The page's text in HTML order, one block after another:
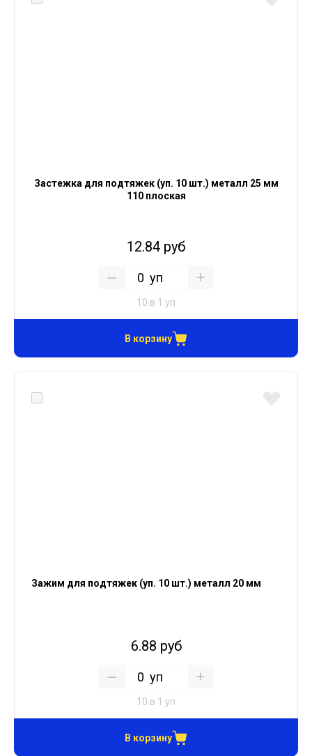
Застежка для подтяжек (уп. 10 шт.) металл 25 мм
110 плоская
12.84 руб
уп
10 в 1 уп
В корзину
Зажим для подтяжек (уп. 10 шт.) металл 20 мм
6.88 руб
уп
10 в 1 уп
В корзину